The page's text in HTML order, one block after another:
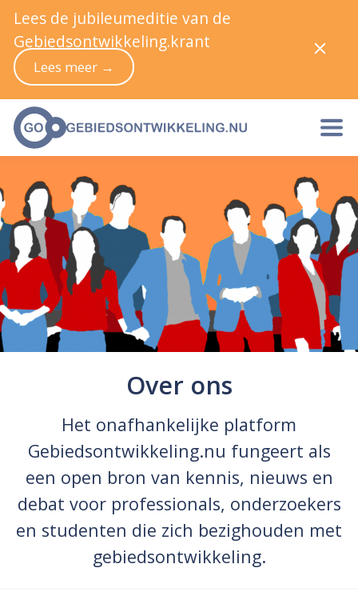
Over ons
Het onafhankelijke platform
Gebiedsontwikkeling.nu fungeert als
een open bron van kennis, nieuws en
debat voor professionals, onderzoekers
en studenten die zich bezighouden met
gebiedsontwikkeling.
Lees de jubileumeditie van de
Gebiedsontwikkeling.krant
Lees meer →